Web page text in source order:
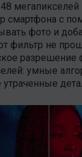
48
смартфона с
фото и
фильтр не
умные
утраченные